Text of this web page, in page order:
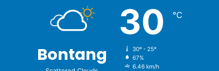
Bontang
30 ℃
30º - 25º
67%
6.46 km/h